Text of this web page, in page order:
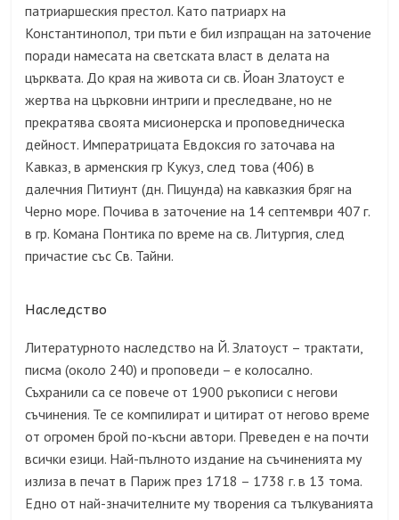
патриаршеския престол. Като патриарх на
Константинопол, три пъти е бил изпращан на заточение
поради намесата на светската власт в делата на
църквата. До края на живота си св. Йоан Златоуст е
жертва на църковни интриги и преследване, но не
прекратява своята мисионерска и проповедническа
дейност. Императрицата Евдоксия го заточава на
Кавказ, в арменския гр Кукуз, след това(406)в
далечния Питиунт (дн. Пицунда) на кавказкия бряг на
Черно море. Почива в заточение на 14 септември 407 г.
в гр. Комана Понтика по време на св. Литургия, след
причастие със Св. Тайни.
Наследство
Литературното наследство на Й. Златоуст – трактати,
писма (около 240) и проповеди – е колосално.
Съхранили са се повече от 1900 ръкописи с негови
съчинения. Те се компилират и цитират от негово време
от огромен брой по-късни автори. Преведен е на почти
всички езици. Най-пълното издание на съчиненията му
излиза в печат в Париж през 1718 – 1738 г. в 13 тома.
Едно от най-значителните му творения са тълкуванията